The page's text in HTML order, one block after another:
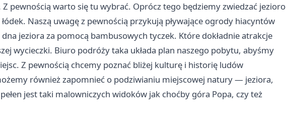
Z pewnością warto się tu wybrać. Oprócz tego będziemy zwiedzać jezioro
Naszą uwagę z pewnością przykują pływające ogrody hiacyntów
jeziora za pomocą bambusowych tyczek. Które dokładnie atrakcje
wycieczki. Biuro podróży taka układa plan naszego pobytu, abyśmy
Z pewnością chcemy poznać bliżej kulturę i historię ludów
również zapomnieć o podziwianiu miejscowej natury — jeziora,
jest taki malowniczych widoków jak choćby góra Popa, czy też